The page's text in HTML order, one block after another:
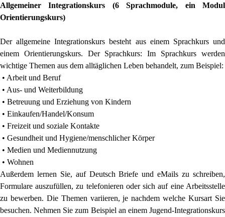
Allgemeiner Integrationskurs (6 Sprachmodule, ein Modul
Orientierungskurs)
Der allgemeine Integrationskurs besteht aus einem Sprachkurs und
einem Orientierungskurs. Der Sprachkurs: Im Sprachkurs werden
wichtige Themen aus dem alltäglichen Leben behandelt, zum Beispiel:
• Arbeit und Beruf
• Aus- und Weiterbildung
• Betreuung und Erziehung von Kindern
• Einkaufen/Handel/Konsum
• Freizeit und soziale Kontakte
• Gesundheit und Hygiene/menschlicher Körper
• Medien und Mediennutzung
• Wohnen
Außerdem lernen Sie, auf Deutsch Briefe und eMails zu schreiben,
Formulare auszufüllen, zu telefonieren oder sich auf eine Arbeitsstelle
zu bewerben. Die Themen variieren, je nachdem welche Kursart Sie
besuchen. Nehmen Sie zum Beispiel an einem Jugend-Integrationskurs